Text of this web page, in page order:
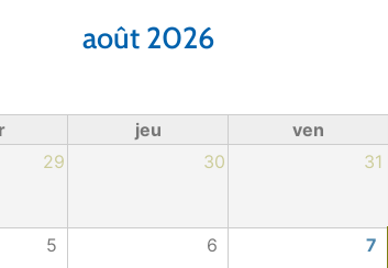
août 2026
jeu ven
29 30 31
5 6 7